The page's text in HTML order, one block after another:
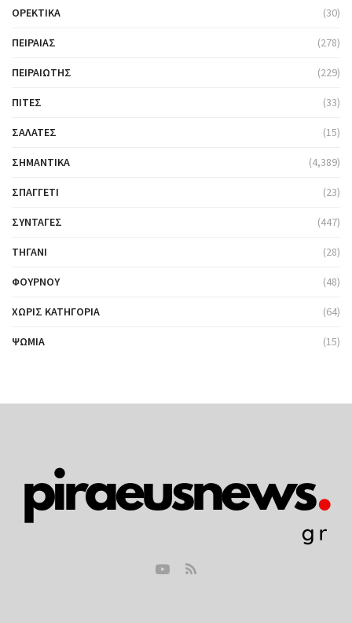
ΟΡΕΚΤΙΚΆ (30)
ΠΕΙΡΑΙΆΣ (278)
ΠΕΙΡΑΙΏΤΗΣ (229)
ΠΊΤΕΣ (33)
ΣΑΛΆΤΕΣ (15)
ΣΗΜΑΝΤΙΚΆ (4,389)
ΣΠΑΓΓΈΤΙ (23)
ΣΥΝΤΑΓΈΣ (447)
ΤΗΓΆΝΙ (28)
ΦΟΎΡΝΟΥ (48)
ΧΩΡΊΣ ΚΑΤΗΓΟΡΊΑ (64)
ΨΩΜΙΆ (15)